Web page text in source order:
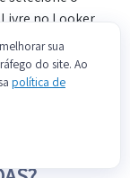
no Looker
das
disponíveis
por e-
sua
do site. Ao
política de